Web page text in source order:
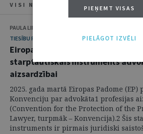
VISI NUMURA RAKSTI
PAULA LIPE
TIESĪBU POLITIKA
Eiropas Padomes konvencija –
starptautiskais instruments
aizsardzībai
2025. gada martā Eiropas Padome (EP)
Konvenciju par advokāta1 profesijas
(Convention for the Protection of the
Lawyer, turpmāk – Konvencija).2 Šis
instruments ir pirmais juridiski
PIEŅEMT VISAS
PIELĀGOT IZVĒLI